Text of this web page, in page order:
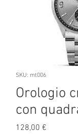
SKU: mt006
Orologio
con
128,00 €